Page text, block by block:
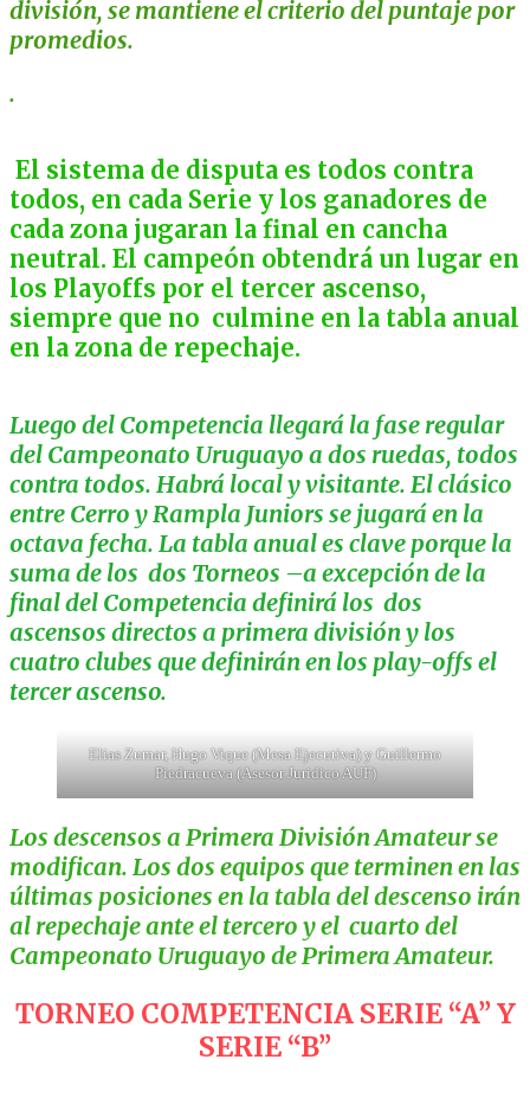
división, se mantiene el criterio del puntaje por
promedios.
.
El sistema de disputa es todos contra
todos, en cada Serie y los ganadores de
cada zona jugaran la final en cancha
neutral. El campeón obtendrá un lugar en
los Playoffs por el tercer ascenso,
siempre que no culmine en la tabla anual
en la zona de repechaje.
Luego del Competencia llegará la fase regular
del Campeonato Uruguayo a dos ruedas, todos
contra todos. Habrá local y visitante. El clásico
entre Cerro y Rampla Juniors se jugará en la
octava fecha. La tabla anual es clave porque la
suma de los dos Torneos –a excepción de la
final del Competencia definirá los dos
ascensos directos a primera división y los
cuatro clubes que definirán en los play-offs el
tercer ascenso.
Elias Zumar, Hugo Vique (Mesa Ejecutiva) y Guillermo
Piedracueva (Asesor Juridico AUF)
Los descensos a Primera División Amateur se
modifican. Los dos equipos que terminen en las
últimas posiciones en la tabla del descenso irán
al repechaje ante el tercero y el cuarto del
Campeonato Uruguayo de Primera Amateur.
TORNEO COMPETENCIA SERIE “A” Y
SERIE “B”